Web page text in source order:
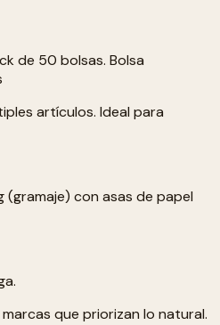
de 50 bolsas. Bolsa
artículos. Ideal para
(gramaje) con asas de papel
que priorizan lo natural.